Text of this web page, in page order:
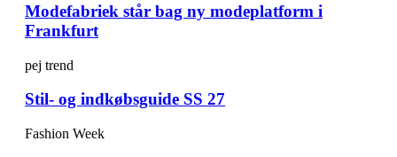
Modefabriek står bag ny modeplatform i
Frankfurt
pej trend
Stil- og indkøbsguide SS 27
Fashion Week